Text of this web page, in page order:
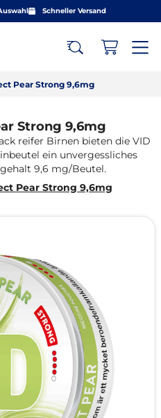
Schneller Versand
Pear Strong 9,6mg‎
Strong 9,6mg
reifer Birnen bieten die VID
ein unvergessliches
9,6 mg/Beutel.
Pear Strong 9,6mg